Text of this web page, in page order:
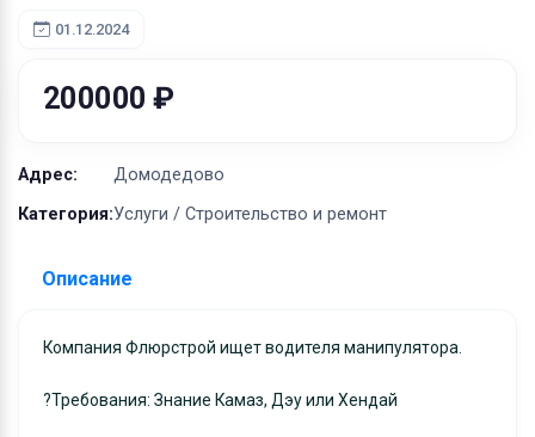
01.12.2024
200000 ₽
Адрес:
Домодедово
Категория:Услуги / Строительство и ремонт
Описание
Компания Флюрстрой ищет водителя манипулятора.
?Требования: Знание Камаз, Дэу или Хендай